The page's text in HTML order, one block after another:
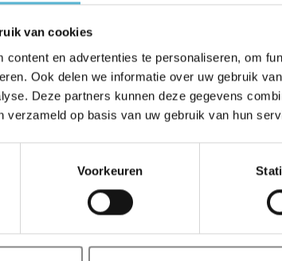
van cookies
content en advertenties te personaliseren, om
Ook delen we informatie over uw gebruik
Deze partners kunnen deze gegevens
verzameld op basis van uw gebruik van hun
Voorkeuren